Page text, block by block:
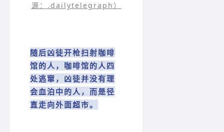
源：.dailytelegraph）
随后凶徒开枪扫射咖啡
馆的人，咖啡馆的人四
处逃窜，凶徒并没有理
会血泊中的人，而是径
直走向外面超市。